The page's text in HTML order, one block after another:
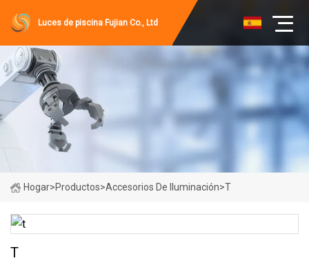
Luces de piscina Fujian Co., Ltd
Hogar>Productos>Accesorios De Iluminación>T
T